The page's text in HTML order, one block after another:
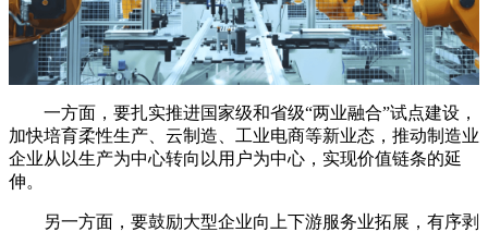
一方面，要扎实推进国家级和省级“两业融合”试点建设，
加快培育柔性生产、云制造、工业电商等新业态，推动制造业
企业从以生产为中心转向以用户为中心，实现价值链条的延
伸。
另一方面，要鼓励大型企业向上下游服务业拓展，有序剥